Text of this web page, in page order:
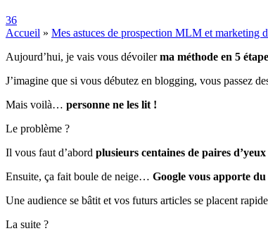
36
Accueil » Mes astuces de prospection MLM et marketing
Aujourd’hui, je vais vous dévoilerma méthode en 5
J’imagine que si vous débutez en blogging, vous passez
Mais voilà… personne ne les lit !
Le problème ?
Il vous faut d’abord plusieurs centaines de paires d’yeux
Ensuite, ça fait boule de neige… Google vous apporte
Une audience se bâtit et vos futurs articles se placent
La suite ?